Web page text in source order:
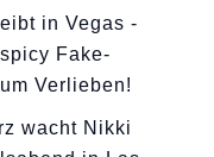
in Vegas -
Fake-
Verlieben!
wacht Nikki